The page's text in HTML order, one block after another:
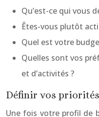
Qu’est-ce qui vous
Êtes-vous plutôt
Quel est votre
Quelles sont vos
et d’activités ?
Définir vos priorités
Une fois votre profil de